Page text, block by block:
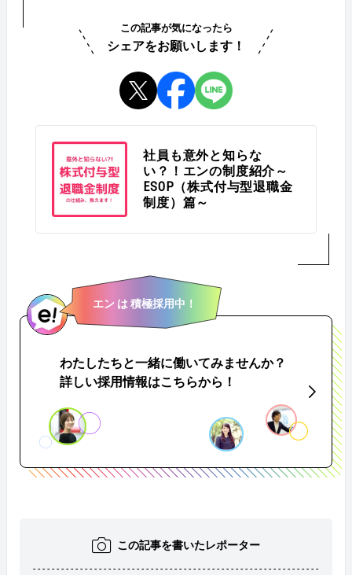
この記事が気になったら
シェアをお願いします！
社員も意外と知らな
い？！エンの制度紹介～
ESOP（株式付与型退職金
制度）篇～
エン は 積極採用中！
わたしたちと一緒に働いてみませんか？
詳しい採用情報はこちらから！
この記事を書いたレポーター